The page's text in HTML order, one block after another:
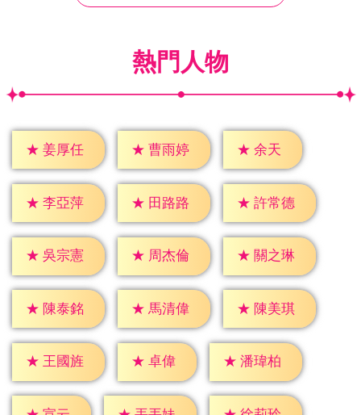
熱門人物
★ 姜厚任 ★ 曹雨婷 ★ 余天
★ 李亞萍 ★ 田路路 ★ 許常德
★ 吳宗憲 ★ 周杰倫 ★ 關之琳
★ 陳泰銘 ★ 馬清偉 ★ 陳美琪
★ 王國旌 ★ 卓偉 ★ 潘瑋柏